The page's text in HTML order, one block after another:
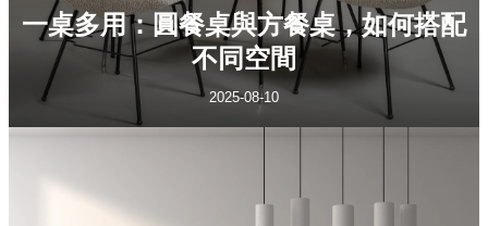
一桌多用：圓餐桌與方餐桌，如何搭配
不同空間
2025-08-10